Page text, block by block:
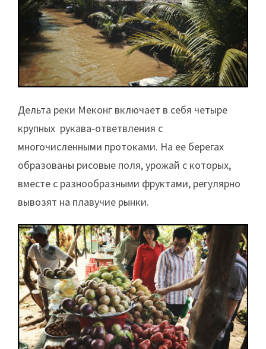
Дельта реки Меконг включает в себя четыре
крупных рукава-ответвления с
многочисленными протоками. На ее берегах
образованы рисовые поля, урожай с которых,
вместе с разнообразными фруктами, регулярно
вывозят на плавучие рынки.